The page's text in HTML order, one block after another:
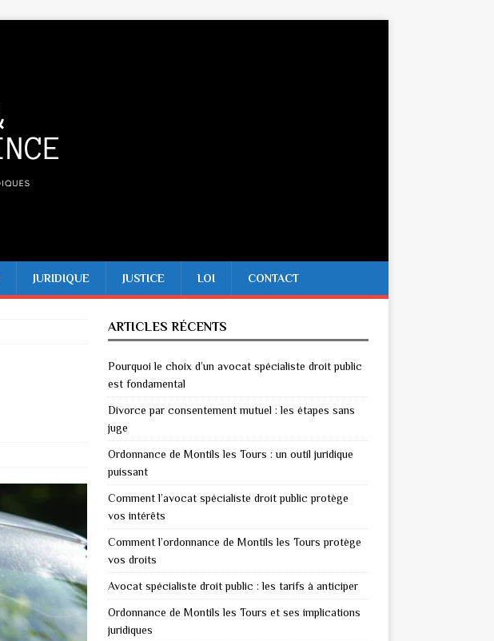
JURIDIQUE JUSTICE LOI CONTACT
ARTICLES RÉCENTS
Pourquoi le choix d’un avocat spécialiste droit public
est fondamental
Divorce par consentement mutuel : les étapes sans
juge
Ordonnance de Montils les Tours : un outil juridique
puissant
Comment l’avocat spécialiste droit public protège
vos intérêts
Comment l’ordonnance de Montils les Tours protège
vos droits
Avocat spécialiste droit public : les tarifs à anticiper
Ordonnance de Montils les Tours et ses implications
juridiques